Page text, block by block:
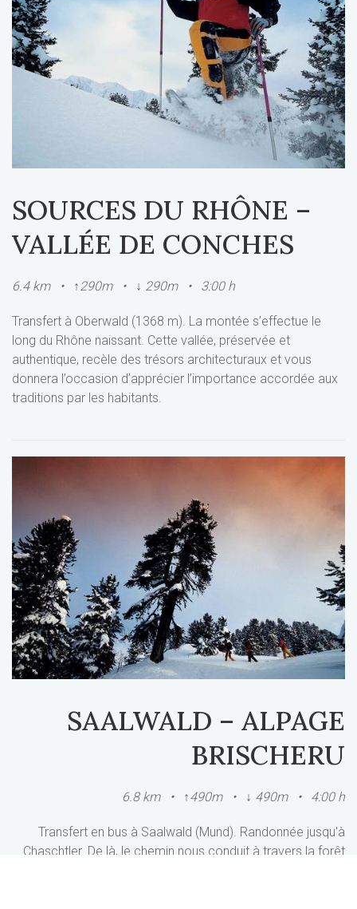
SOURCES DU RHÔNE –
VALLÉE DE CONCHES
6.4 km • ↑290m • ↓ 290m • 3:00 h
Transfert à Oberwald (1368 m). La montée s’effectue le
long du Rhône naissant. Cette vallée, préservée et
authentique, recèle des trésors architecturaux et vous
donnera l’occasion d’apprécier l’importance accordée aux
traditions par les habitants.
SAALWALD – ALPAGE
BRISCHERU
6.8 km • ↑490m • ↓ 490m • 4:00 h
Transfert en bus à Saalwald (Mund). Randonnée jusqu'à
Chaschtler. De là, le chemin nous conduit à travers la forêt